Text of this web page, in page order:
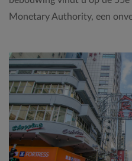
Monetary Authority, een